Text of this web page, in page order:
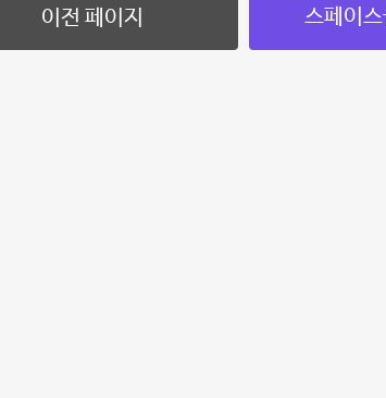
이전 페이지 스페이